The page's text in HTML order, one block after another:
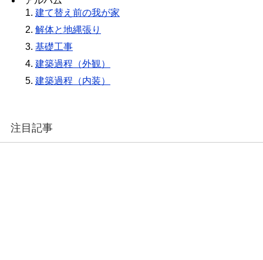
建て替え前の我が家
解体と地縄張り
基礎工事
建築過程（外観）
建築過程（内装）
注目記事